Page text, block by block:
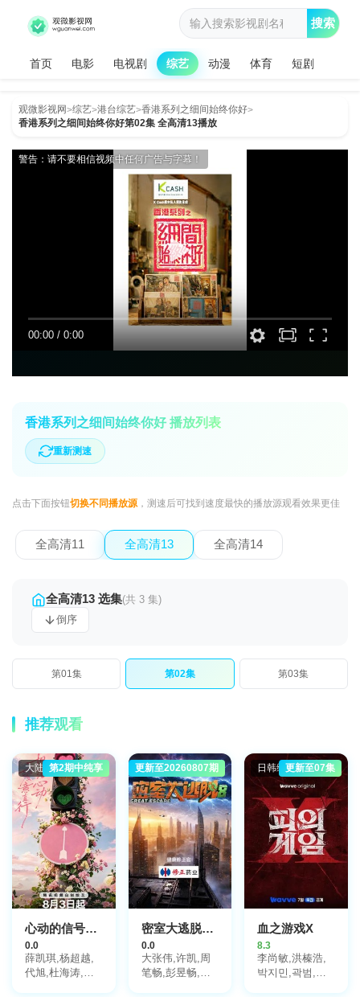
首页 电影 电视剧 综艺 动漫 体育 短剧
搜索
观微影视网>综艺>港台综艺>香港系列之细间始终你好>
香港系列之细间始终你好第02集 全高清13播放
00:00 / 0:00
警告：请不要相信视频中任何广告与字幕！
香港系列之细间始终你好 播放列表
重新测速
点击下面按钮切换不同播放源，测速后可找到速度最快的播放源观看效果更佳
全高清11 全高清13 全高清14
全高清13 选集(共 3 集)
倒序
第01集 第02集 第03集
推荐观看
大陆综艺第2期中纯享
心动的信号第9季
0.0
薛凯琪,杨超越,
代旭,杜海涛,张
大陆综艺
更新至20260807期
密室大逃脱第8季
0.0
大张伟,许凯,周
笔畅,彭昱畅,张
日韩综艺更新至07集
血之游戏X
8.3
李尚敏,洪榛浩,
박지민,곽범,서